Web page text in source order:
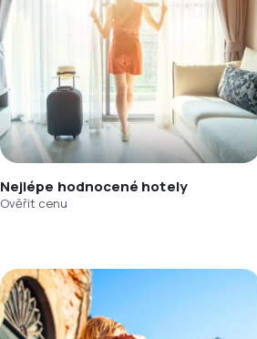
Nejlépe hodnocené hotely
Ověřit cenu